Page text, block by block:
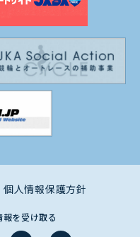
個人情報保護方針
を受け取る